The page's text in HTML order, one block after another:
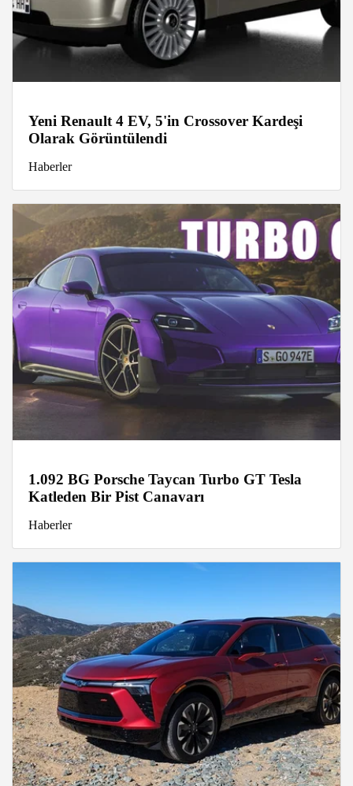
Yeni Renault 4 EV, 5'in Crossover Kardeşi
Olarak Görüntülendi
Haberler
1.092 BG Porsche Taycan Turbo GT Tesla
Katleden Bir Pist Canavarı
Haberler